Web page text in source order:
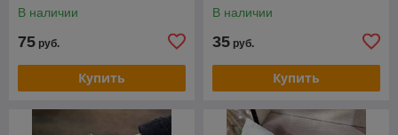
В наличии
75 руб.
Купить
В наличии
35 руб.
Купить